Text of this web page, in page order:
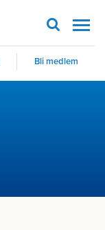
Bli medlem